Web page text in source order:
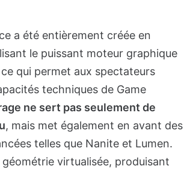
a été entièrement créée en
le puissant moteur graphique
qui permet aux spectateurs
techniques de Game
ne sert pas seulement de
, mais met également en avant des
telles que Nanite et Lumen.
virtualisée, produisant